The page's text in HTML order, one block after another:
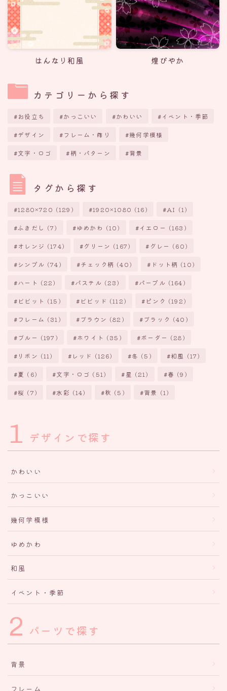
はんなり和風 煌びやか
カテゴリーから探す
お役立ち かっこいい かわいい イベント・季節
デザイン フレーム・飾り 幾何学模様
文字・ロゴ 柄・パターン 背景
タグから探す
1280×720 (129) 1920×1080 (16) AI (1)
ふきだし (7) ゆめかわ (10) イエロー (163)
オレンジ (174) グリーン (167) グレー (60)
シンプル (74) チェック柄 (40) ドット柄 (10)
ハート (22) パステル (23) パープル (164)
ビビット (15) ビビッド (112) ピンク (192)
フレーム (31) ブラウン (82) ブラック (40)
ブルー (197) ホワイト (35) ボーダー (28)
リボン (11) レッド (126) 冬 (5) 和風 (17)
夏 (6) 文字・ロゴ (51) 星 (21) 春 (9)
桜 (7) 水彩 (14) 秋 (5) 背景 (1)
1 デザインで探す
かわいい
かっこいい
幾何学模様
ゆめかわ
和風
イベント・季節
2 パーツで探す
背景
フレーム